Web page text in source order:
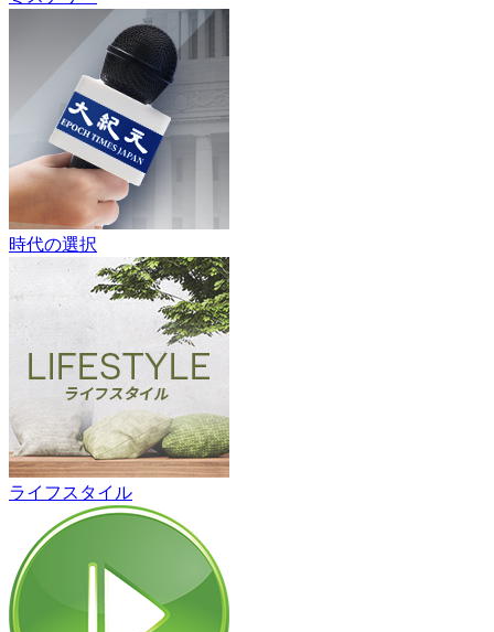
時代の選択
ライフスタイル